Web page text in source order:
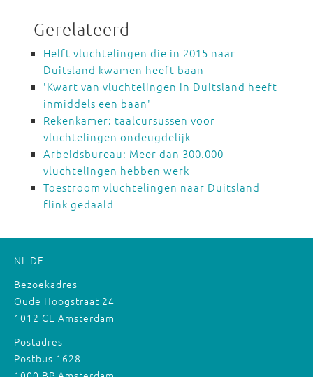
Gerelateerd
Helft vluchtelingen die in 2015 naar
Duitsland kwamen heeft baan
'Kwart van vluchtelingen in Duitsland heeft
inmiddels een baan'
Rekenkamer: taalcursussen voor
vluchtelingen ondeugdelijk
Arbeidsbureau: Meer dan 300.000
vluchtelingen hebben werk
Toestroom vluchtelingen naar Duitsland
flink gedaald
NL DE
Bezoekadres
Oude Hoogstraat 24
1012 CE Amsterdam
Postadres
Postbus 1628